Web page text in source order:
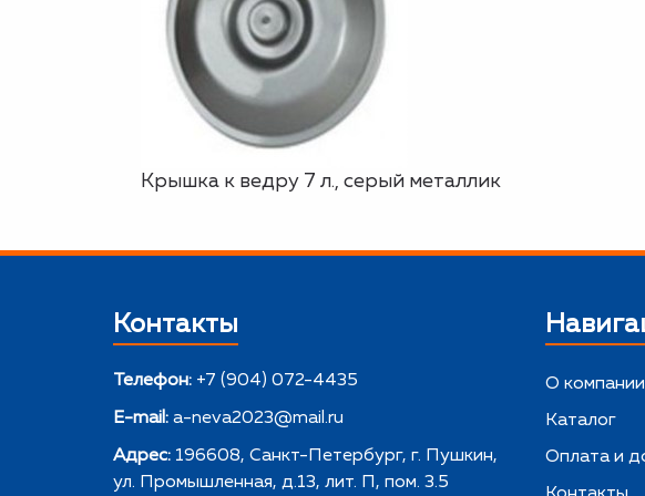
Крышка к ведру 7 л., серый металлик
Контакты
Телефон: +7 (904) 072-4435
E-mail: a-neva2023@mail.ru
Адрес: 196608, Санкт-Петербург, г. Пушкин,
ул. Промышленная, д.13, лит. П, пом. 3.5
О компании
Каталог
Оплата и